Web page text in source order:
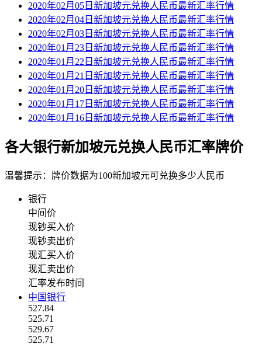
2020年02月05日新加坡元兑换人民币最新汇率行情
2020年02月04日新加坡元兑换人民币最新汇率行情
2020年02月03日新加坡元兑换人民币最新汇率行情
2020年01月23日新加坡元兑换人民币最新汇率行情
2020年01月22日新加坡元兑换人民币最新汇率行情
2020年01月21日新加坡元兑换人民币最新汇率行情
2020年01月20日新加坡元兑换人民币最新汇率行情
2020年01月17日新加坡元兑换人民币最新汇率行情
2020年01月16日新加坡元兑换人民币最新汇率行情
各大银行新加坡元兑换人民币汇率牌价
温馨提示：牌价数据为100新加坡元可兑换多少人民币
银行
中间价
现钞买入价
现钞卖出价
现汇买入价
现汇卖出价
汇率发布时间
中国银行
527.84
525.71
529.67
525.71